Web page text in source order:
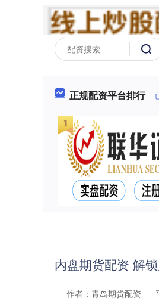
正规配资平台排行
内盘期货配资 解
作者：青岛期货配资